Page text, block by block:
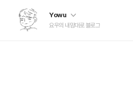
Yowu
요우의 내맘대로 블로그